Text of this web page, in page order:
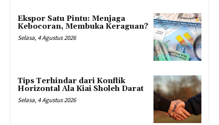
Ekspor Satu Pintu: Menjaga
Kebocoran, Membuka Keraguan?
Selasa, 4 Agustus 2026
Tips Terhindar dari Konflik
Horizontal Ala Kiai Sholeh Darat
Selasa, 4 Agustus 2026